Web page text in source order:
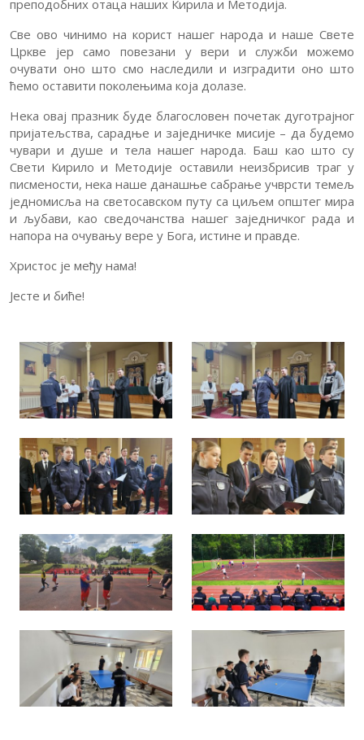
преподобних отаца наших Кирила и Методија.
Све ово чинимо на корист нашег народа и наше Свете
Цркве јер само повезани у вери и служби можемо
очувати оно што смо наследили и изградити оно што
ћемо оставити поколењима која долазе.
Нека овај празник буде благословен почетак дуготрајног
пријатељства, сарадње и заједничке мисије – да будемо
чувари и душе и тела нашег народа. Баш као што су
Свети Кирило и Методије оставили неизбрисив траг у
писмености, нека наше данашње сабрање учврсти темељ
једномисља на светосавском путу са циљем општег мира
и љубави, као сведочанства нашег заједничког рада и
напора на очувању вере у Бога, истине и правде.
Христос је међу нама!
Јесте и биће!